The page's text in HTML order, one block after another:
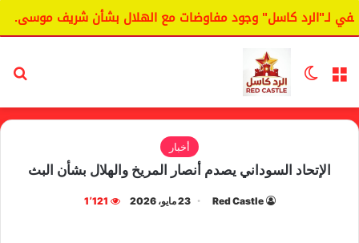
لـ"الرد كاسل" وجود مفاوضات مع الهلال بشأن شريف موسى.
القائمة الوضع المظلم
أخبار
الإتحاد السوداني يصدم أنصار المريخ والهلال بشأن البث
Red Castle 23 مايو، 2026 1٬121